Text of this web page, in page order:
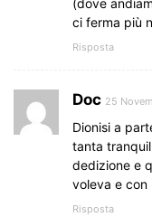
(dove
ci ferma più
Risposta
Doc 25
Dionisi a
tanta
dedizione e
voleva e con
Risposta